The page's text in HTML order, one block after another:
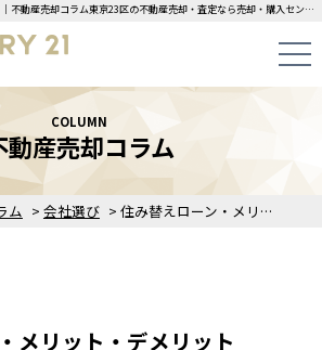
住み替えローン・メリット・デメ･･･｜不動産売却コラム東京23区の不動産売却・査定なら売却・購入センチュリー21レイシャスにお任せください！
ム > 会社選び > 住み替えローン・メリット・デメリット
COLUMN
動産売却コラム
メリット・デメリット